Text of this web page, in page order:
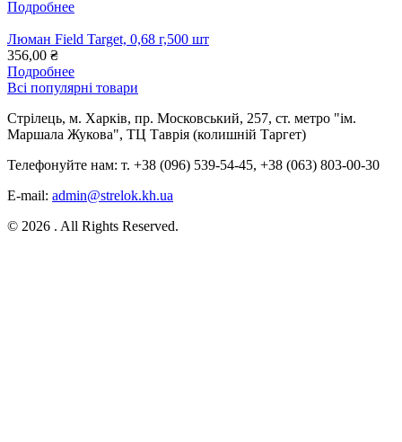
Подробнее
Люман Field Target, 0,68 г,500 шт
356,00 ₴
Подробнее
Всі популярні товари
Стрілець, м. Харків, пр. Московський, 257, ст. метро "ім.
Маршала Жукова", ТЦ Таврія (колишній Таргет)
Телефонуйте нам: т. +38 (096) 539-54-45, +38 (063) 803-00-30
E-mail: admin@strelok.kh.ua
© 2026 . All Rights Reserved.